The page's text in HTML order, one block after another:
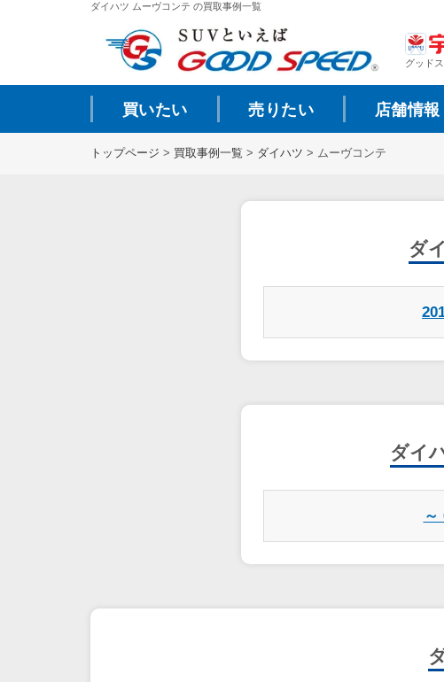
ダイハツ ムーヴコンテ の買取事例一覧
グッド
買いたい 売りたい 店舗情報
トップページ > 買取事例一覧 > ダイハツ > ムーヴコンテ
ダ
ダイ
～